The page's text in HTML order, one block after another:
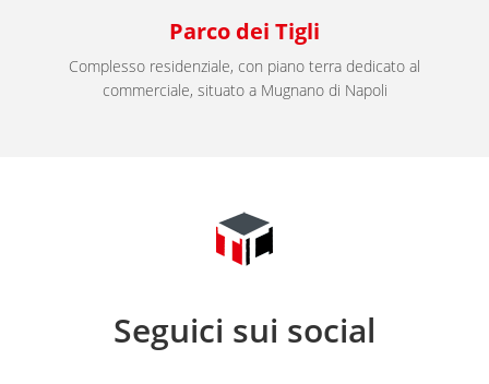
Parco dei Tigli
Complesso residenziale, con piano terra dedicato al
commerciale, situato a Mugnano di Napoli
Seguici sui social